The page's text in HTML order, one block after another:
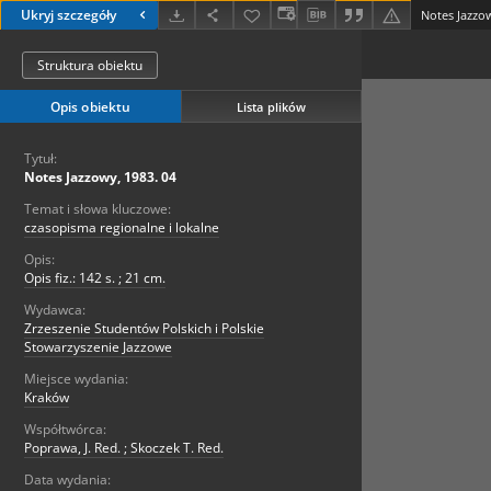
Ukryj szczegóły Notes
Struktura obiektu
Opis obiektu Lista plików
Tytuł:
Notes Jazzowy, 1983. 04
Temat i słowa kluczowe:
czasopisma regionalne i lokalne
Opis:
Opis fiz.: 142 s. ; 21 cm.
Wydawca:
Zrzeszenie Studentów Polskich i Polskie
Stowarzyszenie Jazzowe
Miejsce wydania:
Kraków
Współtwórca:
Poprawa, J. Red. ; Skoczek T. Red.
Data wydania: